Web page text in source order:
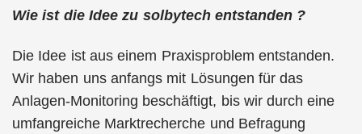
Wie ist die Idee zu solbytech entstanden ?
Die Idee ist aus einem Praxisproblem entstanden.
Wir haben uns anfangs mit Lösungen für das
Anlagen-Monitoring beschäftigt, bis wir durch eine
umfangreiche Marktrecherche und Befragung